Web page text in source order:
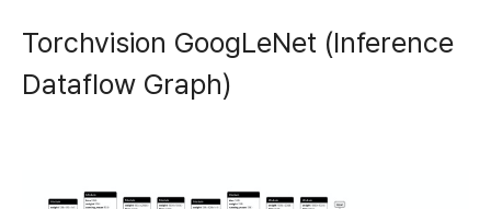
Torchvision GoogLeNet (Inference
Dataflow Graph)